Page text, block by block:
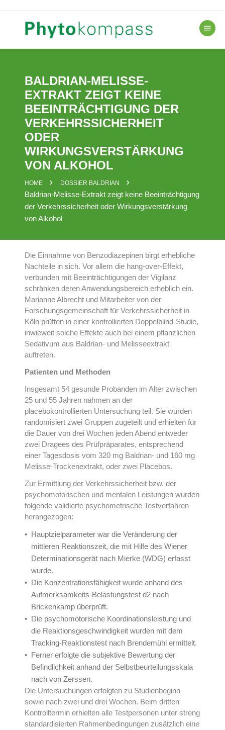
BALDRIAN-MELISSE-
EXTRAKT ZEIGT KEINE
BEEINTRÄCHTIGUNG DER
VERKEHRSSICHERHEIT
ODER
WIRKUNGSVERSTÄRKUNG
VON ALKOHOL
HOME DOSSIER BALDRIAN
Baldrian-Melisse-Extrakt zeigt keine Beeinträchtigung
der Verkehrssicherheit oder Wirkungsverstärkung
von Alkohol
Die Einnahme von Benzodiazepinen birgt erhebliche
Nachteile in sich. Vor allem die hang-over-Effekt,
verbunden mit Beeinträchtigungen der Vigilanz
schränken deren Anwendungsbereich erheblich ein.
Marianne Albrecht und Mitarbeiter von der
Forschungsgemeinschaft für Verkehrssicherheit in
Köln prüften in einer kontrollierten Doppelblind-Studie,
inwieweit solche Effekte auch bei einem pflanzlichen
Sedativum aus Baldrian- und Melisseextrakt
auftreten.
Patienten und Methoden
Insgesamt 54 gesunde Probanden im Alter zwischen
25 und 55 Jahren nahmen an der
placebokontrollierten Untersuchung teil. Sie wurden
randomisiert zwei Gruppen zugeteilt und erhielten für
die Dauer von drei Wochen jeden Abend entweder
zwei Dragees des Prüfpräparates, entsprechend
einer Tagesdosis vom 320 mg Baldrian- und 160 mg
Melisse-Trockenextrakt, oder zwei Placebos.
Zur Ermittlung der Verkehrssicherheit bzw. der
psychomotorischen und mentalen Leistungen wurden
folgende validierte psychometrische Testverfahren
herangezogen:
Hauptzielparameter war die Veränderung der
mittleren Reaktionszeit, die mit Hilfe des Wiener
Determinationsgerät nach Mierke (WDG) erfasst
wurde.
Die Konzentrationsfähigkeit wurde anhand des
Aufmerksamkeits-Belastungstest d2 nach
Brickenkamp überprüft.
Die psychomotorische Koordinationsleistung und
die Reaktionsgeschwindigkeit wurden mit dem
Tracking-Reaktionstest nach Brendemühl ermittelt.
Ferner erfolgte die subjektive Bewertung der
Befindlichkeit anhand der Selbstbeurteilungsskala
nach von Zerssen.
Die Untersuchungen erfolgten zu Studienbeginn
sowie nach zwei und drei Wochen. Beim dritten
Kontrolltermin erhielten alle Testpersonen unter streng
standardisierten Rahmenbedingungen zusätzlich eine